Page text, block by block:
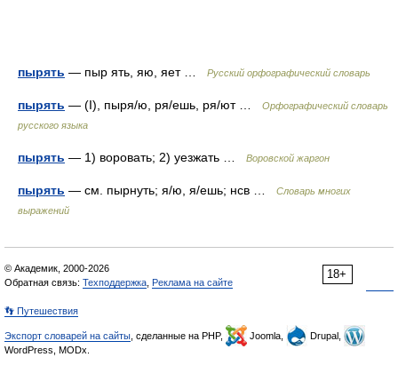
пырять — пыр ять, яю, яет … Русский орфографический словарь
пырять — (I), пыря/ю, ря/ешь, ря/ют …
Орфографический словарь
русского языка
пырять — 1) воровать; 2) уезжать … Воровской жаргон
пырять — см. пырнуть; я/ю, я/ешь; нсв …
Словарь многих
выражений
18+
© Академик, 2000-2026
Обратная связь: Техподдержка Реклама на сайте
👣 Путешествия
Экспорт словарей на сайты , сделанные на PHP, Joomla,
Drupal,
WordPress, MODx.